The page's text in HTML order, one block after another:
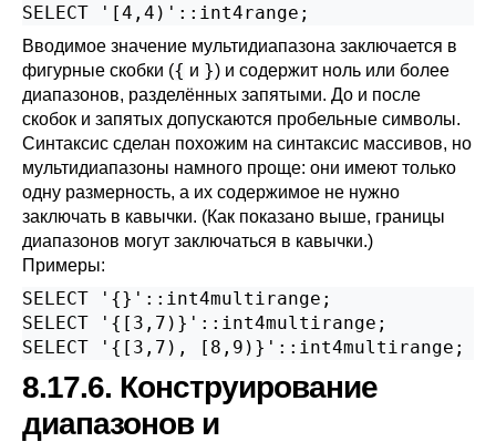
SELECT '[4,4)'::int4range;
Вводимое значение мультидиапазона заключается в
фигурные скобки ({ и }) и содержит ноль или более
диапазонов, разделённых запятыми. До и после
скобок и запятых допускаются пробельные символы.
Синтаксис сделан похожим на синтаксис массивов, но
мультидиапазоны намного проще: они имеют только
одну размерность, а их содержимое не нужно
заключать в кавычки. (Как показано выше, границы
диапазонов могут заключаться в кавычки.)
Примеры:
SELECT '{}'::int4multirange;
SELECT '{[3,7)}'::int4multirange;
SELECT '{[3,7), [8,9)}'::int4multirange;
8.17.6. Конструирование
диапазонов и